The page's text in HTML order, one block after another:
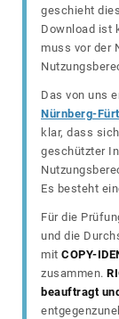
geschieht
Download ist
muss vor der
Das von uns
Nürnberg-
klar, dass
geschützter
Es besteht
Für die
und die
mit COPY-
zusammen.
beauftragt